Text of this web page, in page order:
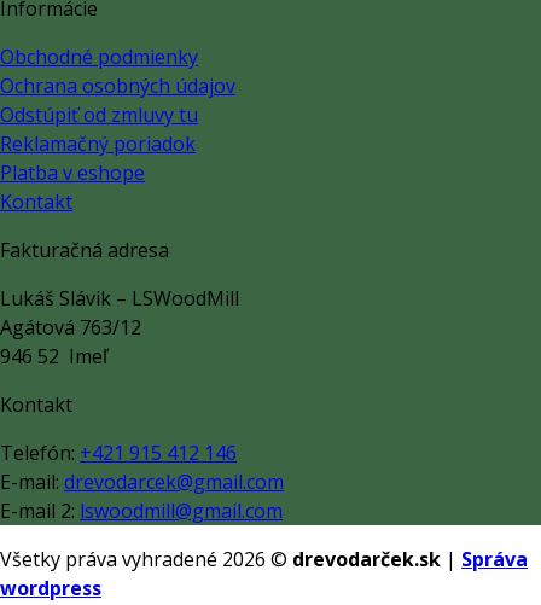
Informácie
Obchodné podmienky
Ochrana osobných údajov
Odstúpiť od zmluvy tu
Reklamačný poriadok
Platba v eshope
Kontakt
Fakturačná adresa
Lukáš Slávik – LSWoodMill
Agátová 763/12
946 52 Imeľ
Kontakt
Telefón: +421 915 412 146
E-mail: drevodarcek@gmail.com
E-mail 2: lswoodmill@gmail.com
Všetky práva vyhradené 2026 © drevodarček.sk | Správa
wordpress